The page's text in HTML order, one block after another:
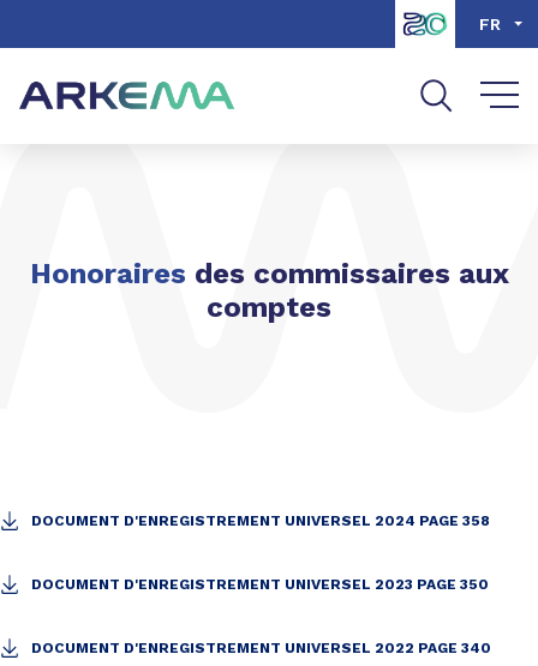
Aller à la recherche
FR
Honoraires des commissaires aux
comptes
DOCUMENT D'ENREGISTREMENT UNIVERSEL 2024 PAGE 358
DOCUMENT D'ENREGISTREMENT UNIVERSEL 2023 PAGE 350
DOCUMENT D'ENREGISTREMENT UNIVERSEL 2022 PAGE 340